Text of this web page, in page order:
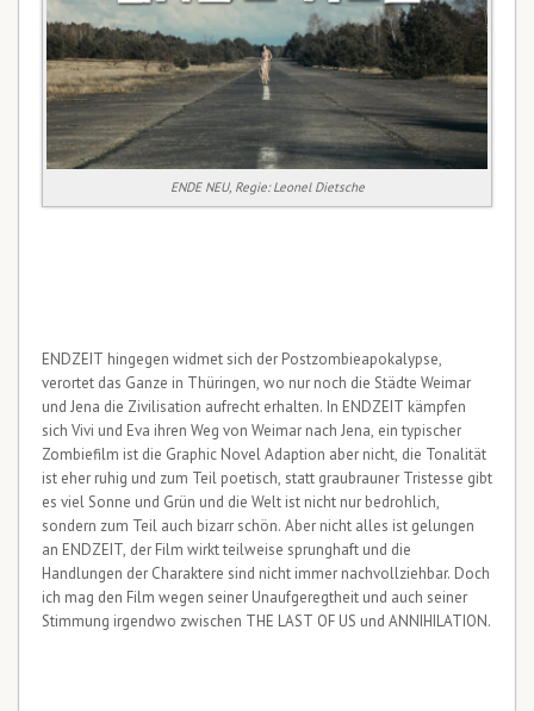
ENDE NEU, Regie: Leonel Dietsche
ENDZEIT hingegen widmet sich der Postzombieapokalypse,
verortet das Ganze in Thüringen, wo nur noch die Städte Weimar
und Jena die Zivilisation aufrecht erhalten. In ENDZEIT kämpfen
sich Vivi und Eva ihren Weg von Weimar nach Jena, ein typischer
Zombiefilm ist die Graphic Novel Adaption aber nicht, die Tonalität
ist eher ruhig und zum Teil poetisch, statt graubrauner Tristesse gibt
es viel Sonne und Grün und die Welt ist nicht nur bedrohlich,
sondern zum Teil auch bizarr schön. Aber nicht alles ist gelungen
an ENDZEIT, der Film wirkt teilweise sprunghaft und die
Handlungen der Charaktere sind nicht immer nachvollziehbar. Doch
ich mag den Film wegen seiner Unaufgeregtheit und auch seiner
Stimmung irgendwo zwischen THE LAST OF US und ANNIHILATION.